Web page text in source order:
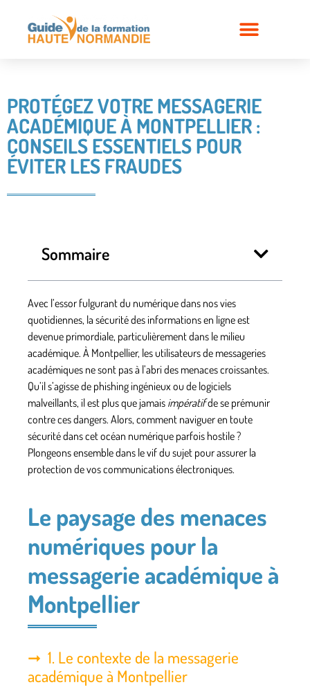
PROTÉGEZ VOTRE MESSAGERIE
ACADÉMIQUE À MONTPELLIER :
CONSEILS ESSENTIELS POUR
ÉVITER LES FRAUDES
Sommaire
Avec l’essor fulgurant du numérique dans nos vies
quotidiennes, la sécurité des informations en ligne est
devenue primordiale, particulièrement dans le milieu
académique. À Montpellier, les utilisateurs de messageries
académiques ne sont pas à l’abri des menaces croissantes.
Qu’il s’agisse de phishing ingénieux ou de logiciels
malveillants, il est plus que jamais impératifde se prémunir
contre ces dangers. Alors, comment naviguer en toute
sécurité dans cet océan numérique parfois hostile ?
Plongeons ensemble dans le vif du sujet pour assurer la
protection de vos communications électroniques.
Le paysage des menaces
numériques pour la
messagerie académique à
Montpellier
1. Le contexte de la messagerie
académique à Montpellier